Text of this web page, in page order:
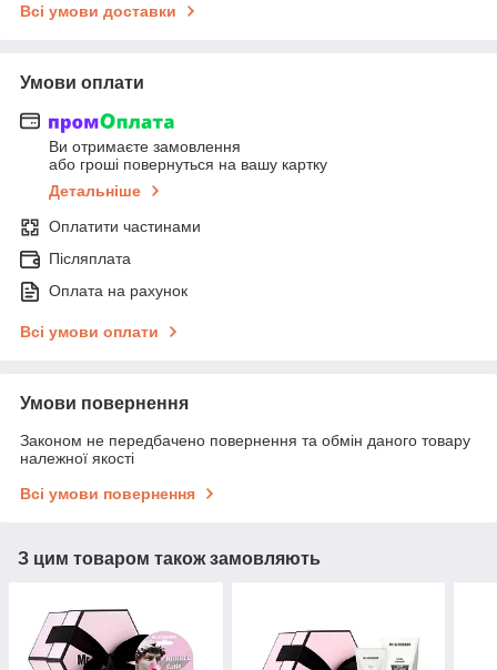
Всі умови доставки
Умови оплати
Ви отримаєте замовлення
або гроші повернуться на вашу картку
Детальніше
Оплатити частинами
Післяплата
Оплата на рахунок
Всі умови оплати
Умови повернення
Законом не передбачено повернення та обмін даного товару
належної якості
Всі умови повернення
З цим товаром також замовляють